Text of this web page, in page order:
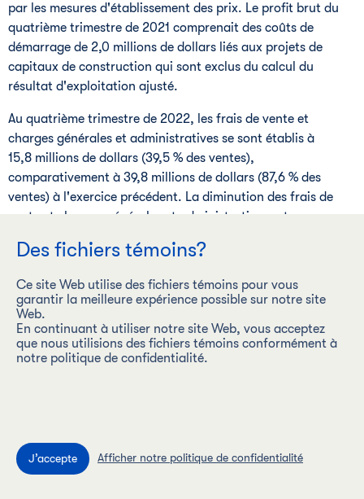
par les mesures d'établissement des prix. Le profit brut du
quatrième trimestre de 2021 comprenait des coûts de
démarrage de 2,0 millions de dollars liés aux projets de
capitaux de construction qui sont exclus du calcul du
résultat d'exploitation ajusté.
Au quatrième trimestre de 2022, les frais de vente et
charges générales et administratives se sont établis à
15,8 millions de dollars (39,5 % des ventes),
comparativement à 39,8 millions de dollars (87,6 % des
ventes) à l'exercice précédent. La diminution des frais de
vente et charges générales et administratives est
publicité et des coûts de personnel résultant du plan de
trimestre.
Au quatrième trimestre de 2022, le résultat d'exploitation
ajusté s'est soldé par une perte de 26,2 millions de dollars,
comparativement à une perte de 47,8 millions de dollars au
Le BAIIA ajusté du quatrième trimestre de 2022 constitue
une perte de 20,4 millions de dollars, comparativement à
Des fichiers témoins?
Ce site Web utilise des fichiers témoins pour vous
garantir la meilleure expérience possible sur notre site
Web.
En continuant à utiliser notre site Web, vous acceptez
que nous utilisions des fichiers témoins conformément à
notre politique de confidentialité.
Afficher notre politique de confidentialité